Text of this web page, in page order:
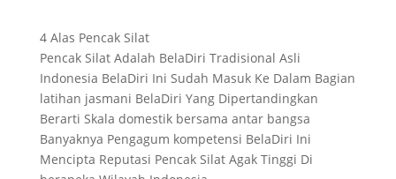
4 Alas Pencak Silat
Pencak Silat Adalah BelaDiri Tradisional Asli
Indonesia BelaDiri Ini Sudah Masuk Ke Dalam Bagian
latihan jasmani BelaDiri Yang Dipertandingkan
Berarti Skala domestik bersama antar bangsa
Banyaknya Pengagum kompetensi BelaDiri Ini
Mencipta Reputasi Pencak Silat Agak Tinggi Di